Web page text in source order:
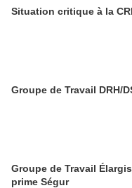
Situation critique à la
Groupe de Travail DRH/
Groupe de Travail
prime Ségur